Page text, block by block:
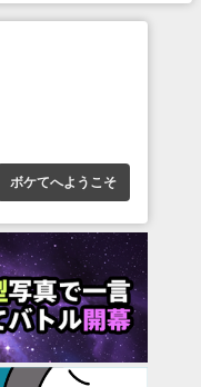
ボケてへようこそ